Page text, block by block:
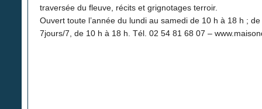
traversée du fleuve, récits et grignotages terroir.
Ouvert toute l’année du lundi au samedi de 10 h à 18 h ;
7jours/7, de 10 h à 18 h. Tél. 02 54 81 68 07 –